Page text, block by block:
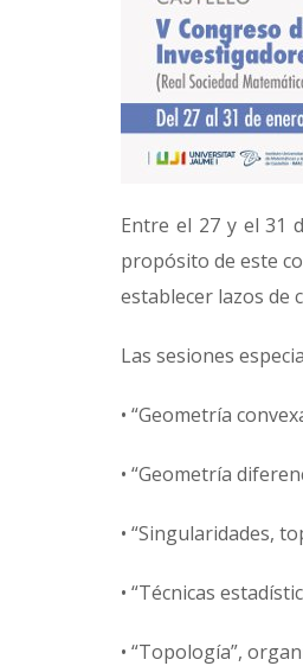
Entre el 27 y el 31
propósito de este
establecer lazos de
Las sesiones
• “Geometría
• “Geometría
• “Singularidades,
• “Técnicas
• “Topología”,